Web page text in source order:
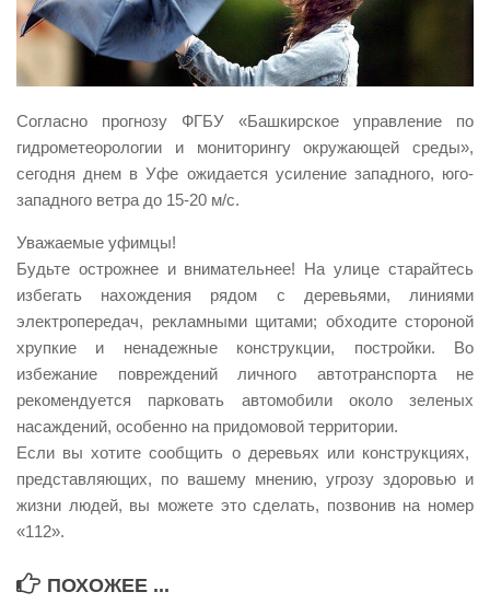
Виды деятельности
Обслуживание опасных производственных объектов
Памятки населению
Как стать спасателем
Уголок гражданской обороны
Пресс-центр
СМИ о нас
Наша работа
Фотогалерея
Обращения
Контакты
Согласно прогнозу ФГБУ «Башкирское управление по
гидрометеорологии и мониторингу окружающей среды»,
сегодня днем в Уфе ожидается усиление западного, юго-
западного ветра до 15-20 м/с.
Уважаемые уфимцы!
Будьте острожнее и внимательнее! На улице старайтесь
избегать нахождения рядом с деревьями, линиями
электропередач, рекламными щитами; обходите стороной
хрупкие и ненадежные конструкции, постройки. Во
избежание повреждений личного автотранспорта не
рекомендуется парковать автомобили около зеленых
насаждений, особенно на придомовой территории.
Если вы хотите сообщить о деревьях или конструкциях,
представляющих, по вашему мнению, угрозу здоровью и
жизни людей, вы можете это сделать, позвонив на номер
«112».
ПОХОЖЕЕ ...